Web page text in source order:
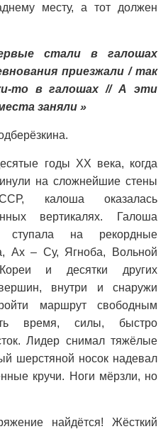
месту, а тот должен
стали в галошах
приезжали / так
то в галошах // А эти
заняли »
годы ХХ века, когда
на сложнейшие стены
калоша оказалась
вертикалях. Галоша
ступала на рекордные
Ах – Су, Ягноба, Вольной
и десятки других
внутри и снаружи
маршрут свободным
время, силы, быстро
Лидер снимал тяжёлые
шерстяной носок надевал
кручи. Ноги мёрзли, но
найдётся! Жёсткий